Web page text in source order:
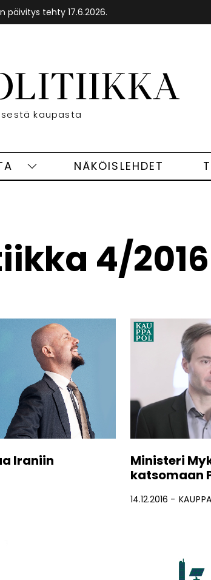
päivitys tehty 17.6.2026.
Etusivu
kaupasta
VapaastiNÄKÖISLEHDET
4/2016
Iraniin
Ministeri
katsomaan
14.12.2016